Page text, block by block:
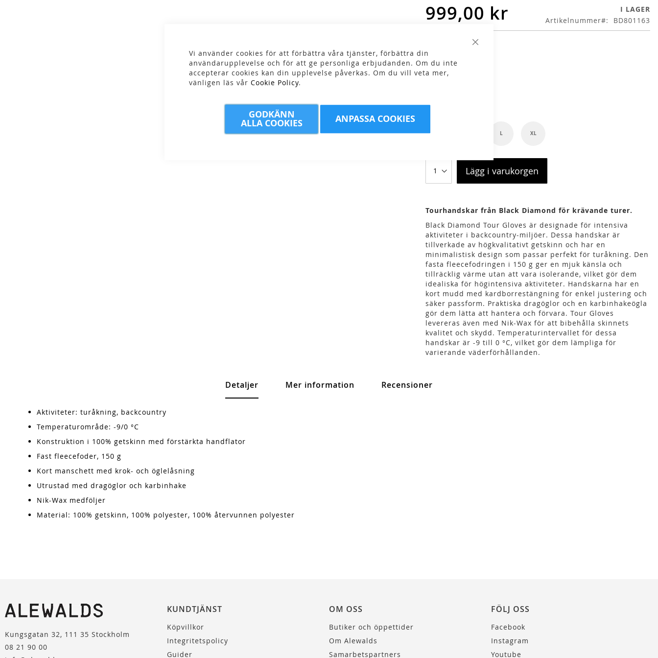
Vi använder cookies för att förbättra våra tjänster, förbättra din
användarupplevelse och för att ge personliga erbjudanden. Om du inte
accepterar cookies kan din upplevelse påverkas. Om du vill veta mer,
vänligen läs vår Cookie Policy.
GODKÄNN
ALLA COOKIES ANPASSA COOKIES
999,00 kr
I LAGER
Artikelnummer
BD801163
Färg Black
L XL
Lägg i varukorgen
Tourhandskar från Black Diamond för krävande turer.
Black Diamond Tour Gloves är designade för intensiva
aktiviteter i backcountry-miljöer. Dessa handskar är
tillverkade av högkvalitativt getskinn och har en
minimalistisk design som passar perfekt för turåkning. Den
fasta fleecefodringen i 150 g ger en mjuk känsla och
tillräcklig värme utan att vara isolerande, vilket gör dem
idealiska för högintensiva aktiviteter. Handskarna har en
kort mudd med kardborrestängning för enkel justering och
säker passform. Praktiska dragöglor och en karbinhakeögla
gör dem lätta att hantera och förvara. Tour Gloves
levereras även med Nik-Wax för att bibehålla skinnets
kvalitet och skydd. Temperaturintervallet för dessa
handskar är -9 till 0 °C, vilket gör dem lämpliga för
varierande väderförhållanden.
Detaljer
Aktiviteter: turåkning, backcountry
Temperaturområde: -9/0 °C
Konstruktion i 100% getskinn med förstärkta handflator
Fast fleecefoder, 150 g
Kort manschett med krok- och öglelåsning
Utrustad med dragöglor och karbinhake
Nik-Wax medföljer
Material: 100% getskinn, 100% polyester, 100% återvunnen polyester
Mer information Recensioner
Kungsgatan 32, 111 35 Stockholm
08 21 90 00
KUNDTJÄNST
Köpvillkor
Integritetspolicy
Guider
OM OSS
Butiker och öppettider
Om Alewalds
Samarbetspartners
FÖLJ OSS
Facebook
Instagram
Youtube